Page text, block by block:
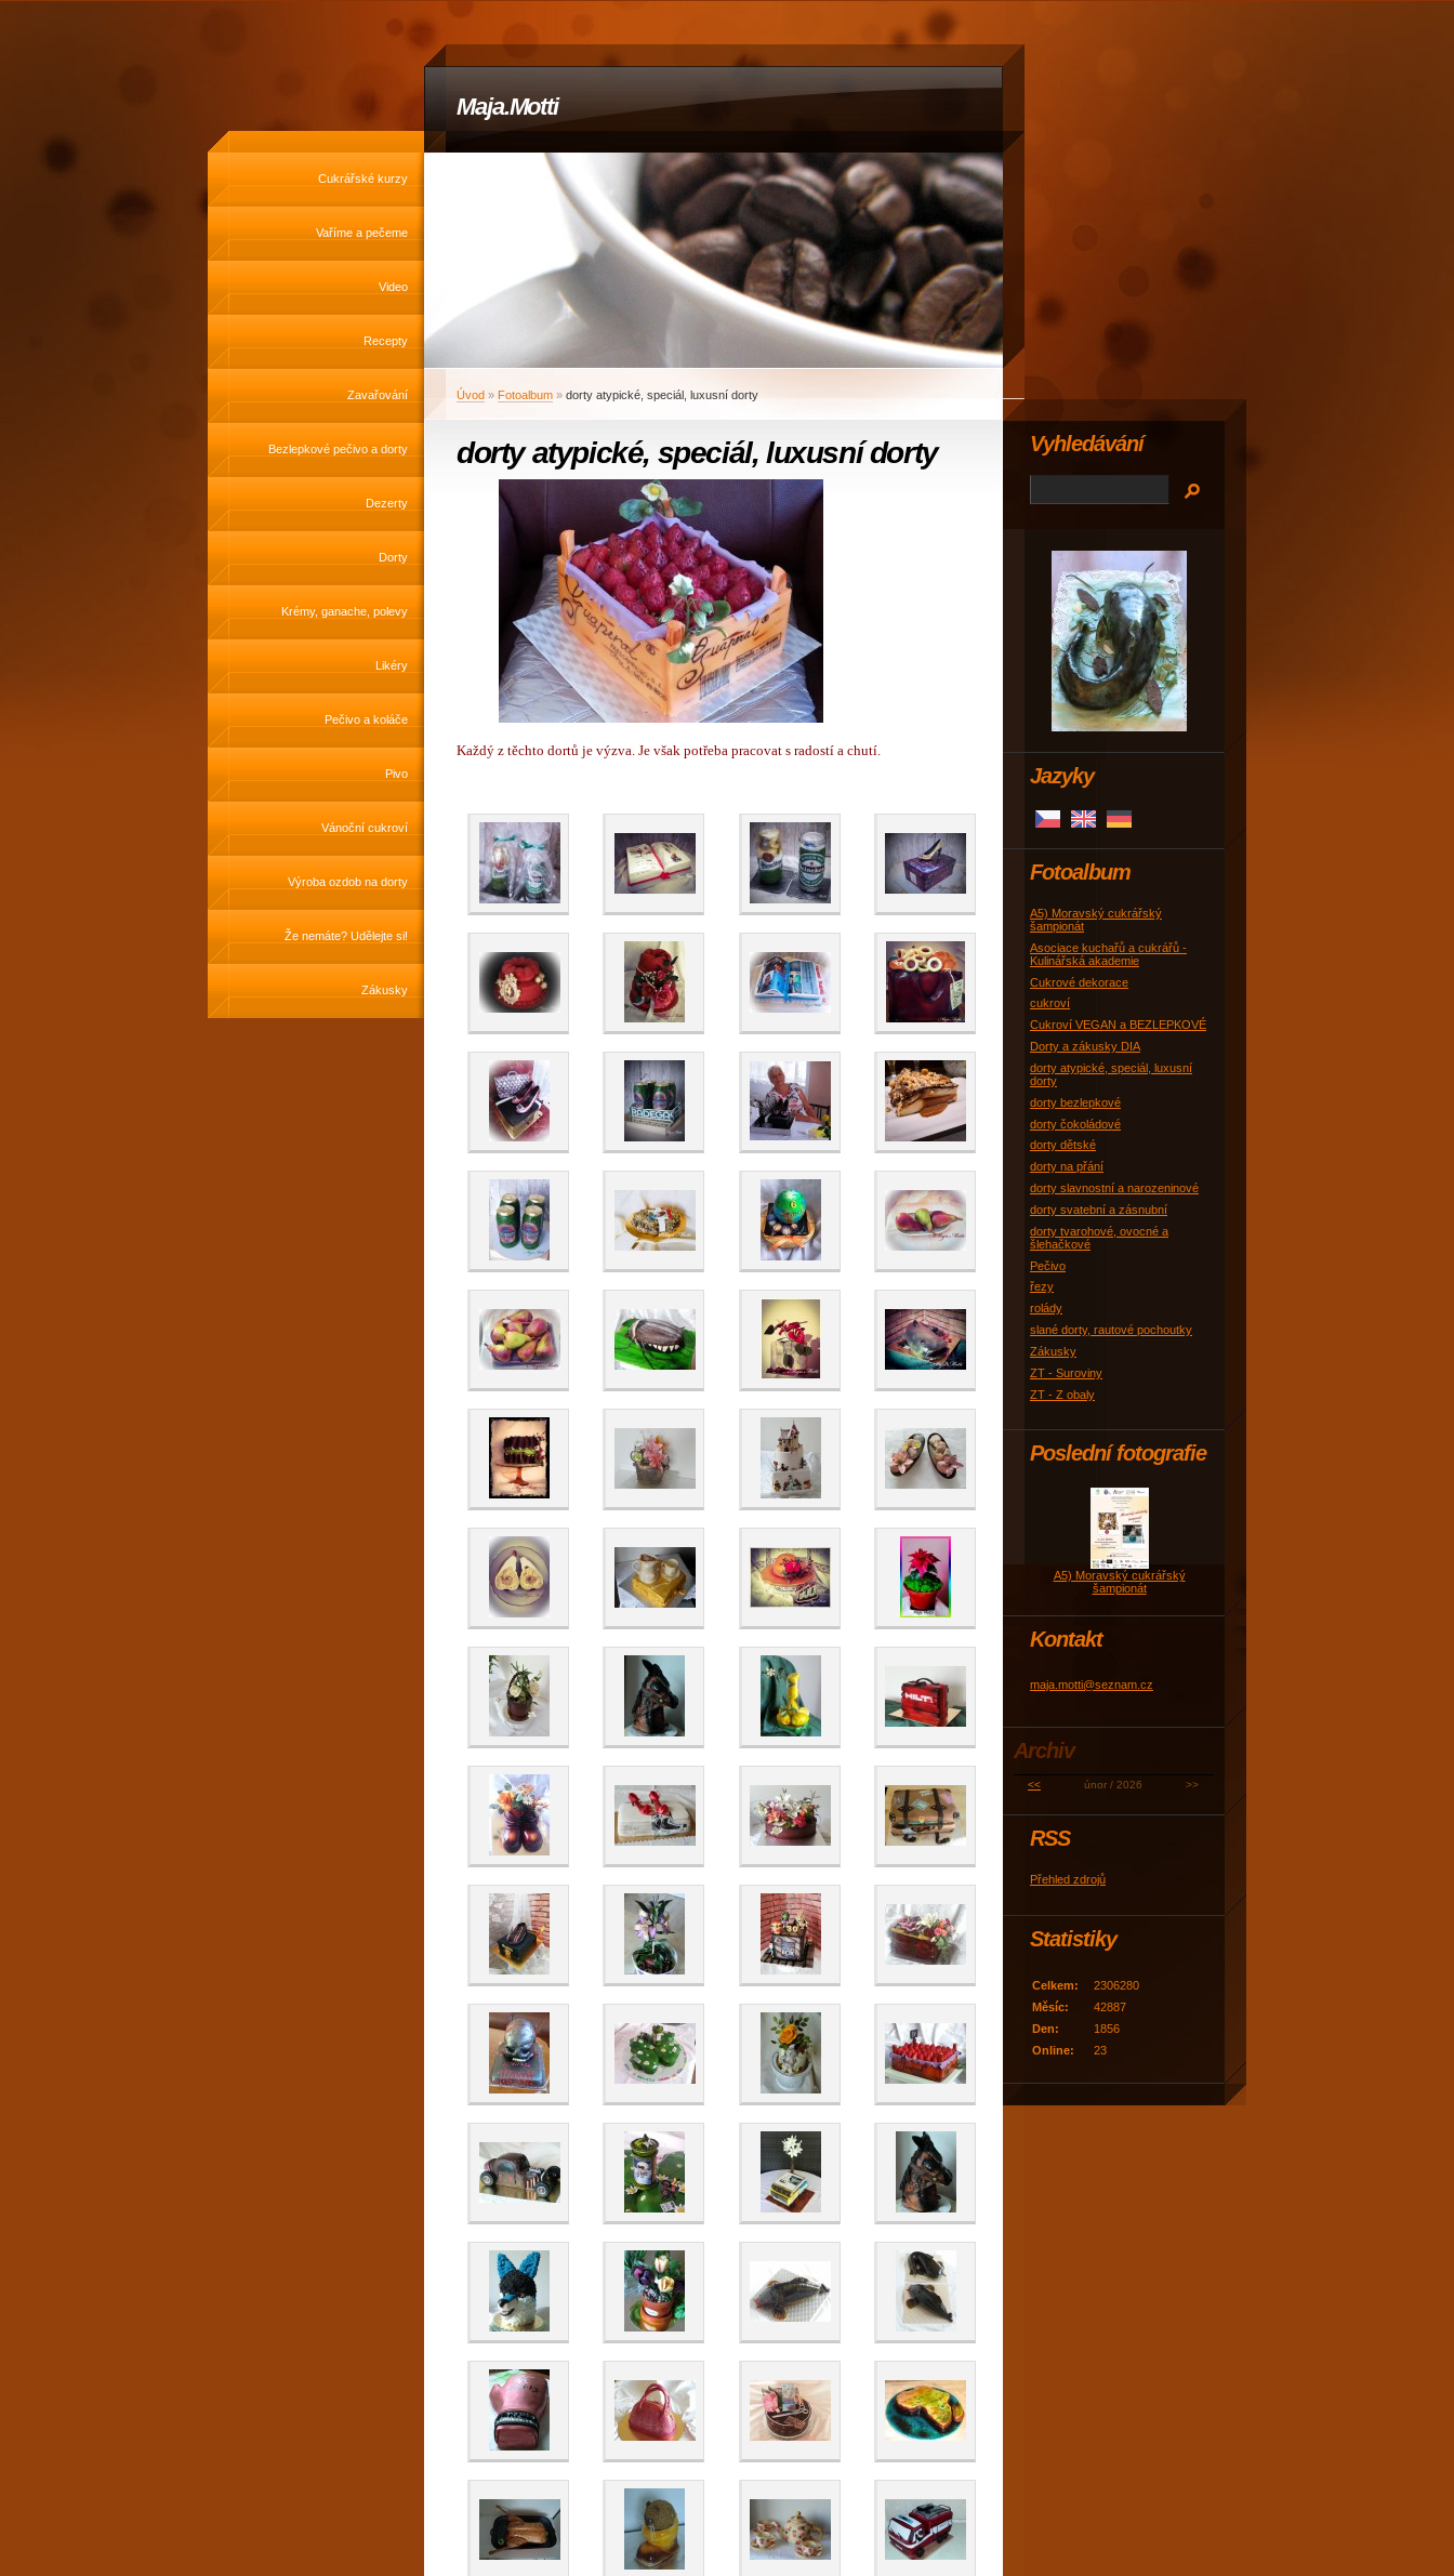
Maja.Motti
Cukrářské kurzy
Vaříme a pečeme
Video
Recepty
Zavařování
Bezlepkové pečivo a dorty
Dezerty
Dorty
Krémy, ganache, polevy
Likéry
Pečivo a koláče
Pivo
Vánoční cukroví
Výroba ozdob na dorty
Že nemáte? Udělejte si!
Zákusky
Úvod » Fotoalbum » dorty atypické, speciál, luxusní dorty
dorty atypické, speciál, luxusní dorty
Každý z těchto dortů je výzva. Je však potřeba pracovat s radostí a chutí.
Jazyky
Fotoalbum
A5) Moravský cukrářský
šampionát
Asociace kuchařů a cukrářů -
Kulinářská akademie
Cukrové dekorace
cukroví
Cukroví VEGAN a BEZLEPKOVÉ
Dorty a zákusky DIA
dorty atypické, speciál, luxusní
dorty
dorty bezlepkové
dorty čokoládové
dorty dětské
dorty na přání
dorty slavnostní a narozeninové
dorty svatební a zásnubní
dorty tvarohové, ovocné a
šlehačkové
Pečivo
řezy
rolády
slané dorty, rautové pochoutky
Zákusky
ZT - Suroviny
ZT - Z obaly
Poslední fotografie
A5) Moravský cukrářský
šampionát
Kontakt
maja.motti@seznam.cz
Vyhledávání
Archiv
<< únor / 2026 >>
RSS
Přehled zdrojů
Statistiky
Online: 23
Celkem:
2306280
Měsíc:
42887
Den:
1856